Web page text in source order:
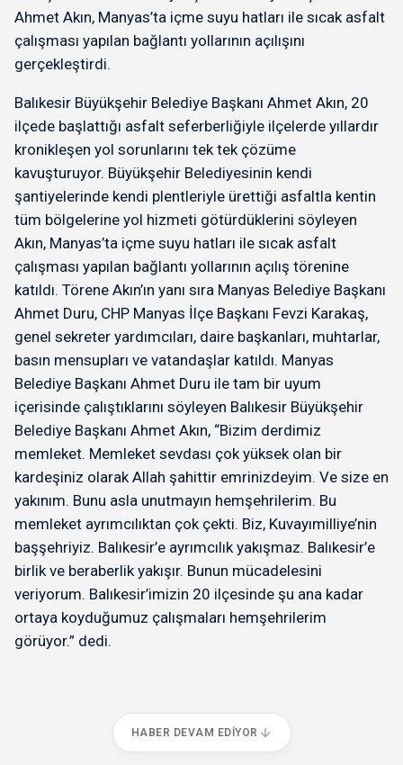
Ahmet Akın, Manyas’ta içme suyu hatları ile sıcak asfalt
çalışması yapılan bağlantı yollarının açılışını
gerçekleştirdi.
Balıkesir Büyükşehir Belediye Başkanı Ahmet Akın, 20
ilçede başlattığı asfalt seferberliğiyle ilçelerde yıllardır
kronikleşen yol sorunlarını tek tek çözüme
kavuşturuyor. Büyükşehir Belediyesinin kendi
şantiyelerinde kendi plentleriyle ürettiği asfaltla kentin
tüm bölgelerine yol hizmeti götürdüklerini söyleyen
Akın, Manyas’ta içme suyu hatları ile sıcak asfalt
çalışması yapılan bağlantı yollarının açılış törenine
katıldı. Törene Akın’ın yanı sıra Manyas Belediye Başkanı
Ahmet Duru, CHP Manyas İlçe Başkanı Fevzi Karakaş,
genel sekreter yardımcıları, daire başkanları, muhtarlar,
basın mensupları ve vatandaşlar katıldı. Manyas
Belediye Başkanı Ahmet Duru ile tam bir uyum
içerisinde çalıştıklarını söyleyen Balıkesir Büyükşehir
Belediye Başkanı Ahmet Akın, “Bizim derdimiz
memleket. Memleket sevdası çok yüksek olan bir
kardeşiniz olarak Allah şahittir emrinizdeyim. Ve size en
yakınım. Bunu asla unutmayın hemşehrilerim. Bu
memleket ayrımcılıktan çok çekti. Biz, Kuvayımilliye’nin
başşehriyiz. Balıkesir’e ayrımcılık yakışmaz. Balıkesir’e
birlik ve beraberlik yakışır. Bunun mücadelesini
veriyorum. Balıkesir’imizin 20 ilçesinde şu ana kadar
ortaya koyduğumuz çalışmaları hemşehrilerim
görüyor.” dedi.
HABER DEVAM EDIYOR